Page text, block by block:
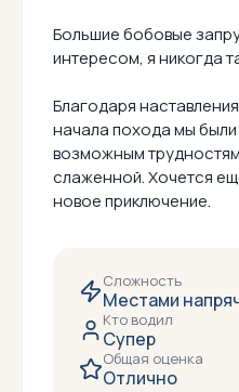
Большие бобовые
интересом, я никогда
Благодаря
начала похода мы
возможным
слаженной. Хочется
новое приключение.
Сложность
Местами
Кто водил
Супер
Общая оценка
Отлично